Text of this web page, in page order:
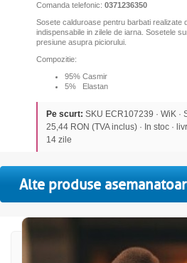
Comanda telefonic: 0371236350
Sosete calduroase pentru barbati realizate
indispensabile in zilele de iarna. Sosetele
presiune asupra piciorului.
Compozitie:
95% Casmir
5% Elastan
Pe scurt: SKU ECR107239 · WiK ·
25,44 RON (TVA inclus) · In stoc ·
14 zile
Alte produse